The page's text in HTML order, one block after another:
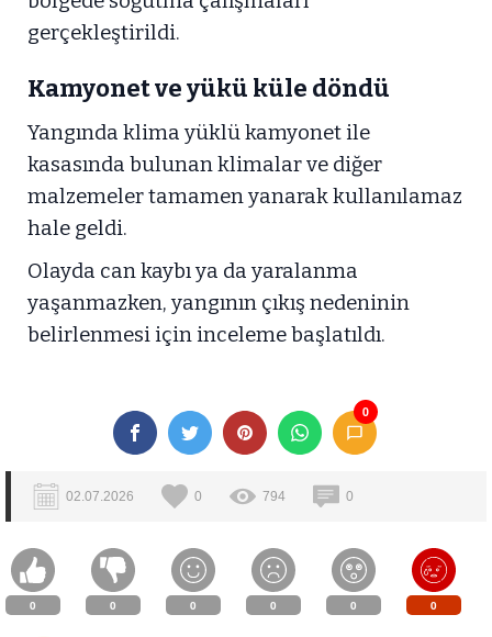
gerçekleştirildi.
Kamyonet ve yükü küle döndü
Yangında klima yüklü kamyonet ile
kasasında bulunan klimalar ve diğer
malzemeler tamamen yanarak kullanılamaz
hale geldi.
Olayda can kaybı ya da yaralanma
yaşanmazken, yangının çıkış nedeninin
belirlenmesi için inceleme başlatıldı.
0
02.07.2026 0 794 0
0 0 0 0 0 0